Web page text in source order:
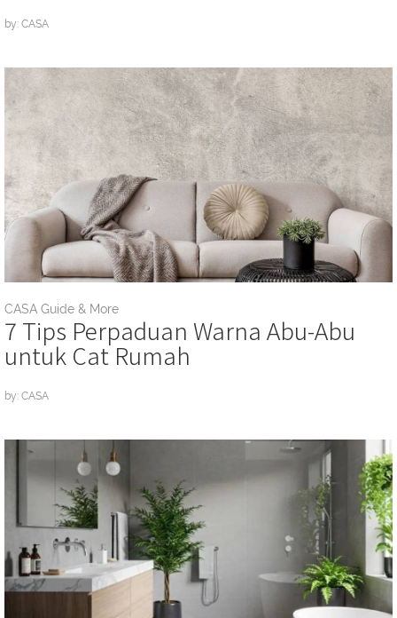
by: CASA
CASA Guide & More
7 Tips Perpaduan Warna Abu-Abu
untuk Cat Rumah
by: CASA